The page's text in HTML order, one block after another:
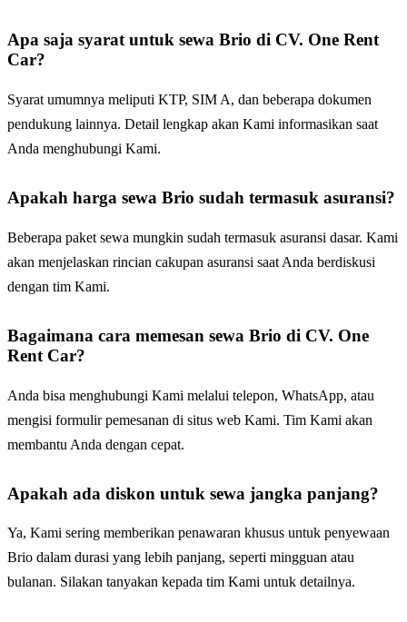
Apa saja syarat untuk sewa Brio di CV. One Rent
Car?
Syarat umumnya meliputi KTP, SIM A, dan beberapa dokumen
pendukung lainnya. Detail lengkap akan Kami informasikan saat
Anda menghubungi Kami.
Apakah harga sewa Brio sudah termasuk asuransi?
Beberapa paket sewa mungkin sudah termasuk asuransi dasar. Kami
akan menjelaskan rincian cakupan asuransi saat Anda berdiskusi
dengan tim Kami.
Bagaimana cara memesan sewa Brio di CV. One
Rent Car?
Anda bisa menghubungi Kami melalui telepon, WhatsApp, atau
mengisi formulir pemesanan di situs web Kami. Tim Kami akan
membantu Anda dengan cepat.
Apakah ada diskon untuk sewa jangka panjang?
Ya, Kami sering memberikan penawaran khusus untuk penyewaan
Brio dalam durasi yang lebih panjang, seperti mingguan atau
bulanan. Silakan tanyakan kepada tim Kami untuk detailnya.